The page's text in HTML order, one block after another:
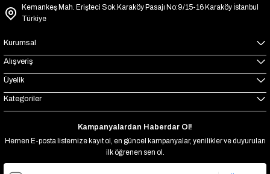
Kemankeş Mah. Erişteci Sok.Karaköy Pasajı No:9/15-16 Karaköy İstanbul
Türkiye
Kurumsal
Alışveriş
Üyelik
Kategoriler
Kampanyalardan Haberdar Ol!
Hemen E-posta listemize kayıt ol, en güncel kampanyalar, yenilikler ve duyuruları
ilk öğrenen sen ol.